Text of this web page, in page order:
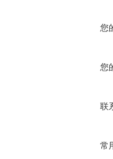
您
您
联
常